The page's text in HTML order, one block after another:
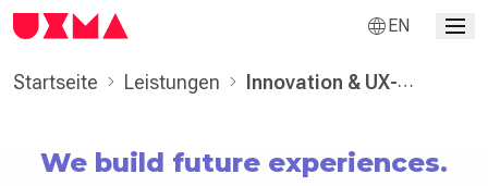
EN
Startseite Leistungen
Innovation & UX-
We build future experiences.